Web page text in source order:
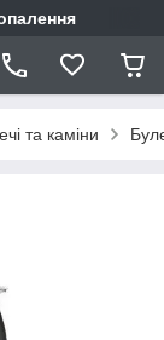
та каміни